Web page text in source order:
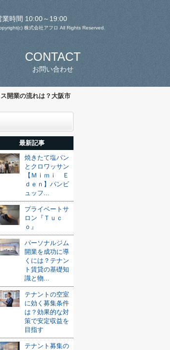
業時間 10:00～19:00
株式会社アフロ All Rights Reserved.
CONTACT
お問い合わせ
開業の流れは？大阪市
最新記事
焼きたて塩パン
とクロワッサン
【Ｍｉｍｉ Ｅ
ｄｅｎ】パンビ
ュッフ...
プライベートサ
ロン『Ｔｕｃ
ｏ』
パーソナルジム
開業を成功に導
くには？テナン
ト賃貸の基礎知
識と物...
テナントの空室
に効く募集条件
は？効果的な対
策で安定収益を
目指す
テナント募集の